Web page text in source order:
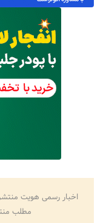
اخبار رسمی هویت
مطلب